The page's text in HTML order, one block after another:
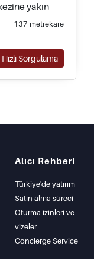
yakın
137 metrekare
Hızlı Sorgulama
Alıcı Rehberi
Türkiye'de yatırım
Satın alma süreci
Oturma izinleri ve
vizeler
Concierge Service